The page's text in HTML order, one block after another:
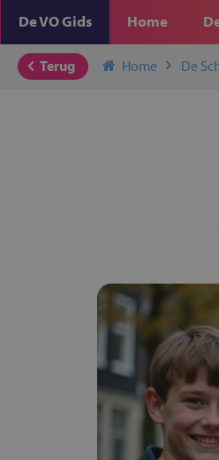
De VO Gids Home
Terug Home De